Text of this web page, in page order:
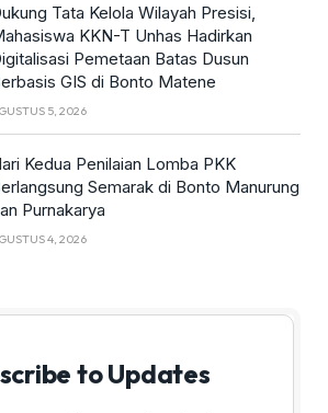
Tata Kelola Wilayah Presisi,
KKN-T Unhas Hadirkan
Pemetaan Batas Dusun
GIS di Bonto Matene
5, 2026
Kedua Penilaian Lomba PKK
Semarak di Bonto Manurung
Purnakarya
4, 2026
to Updates